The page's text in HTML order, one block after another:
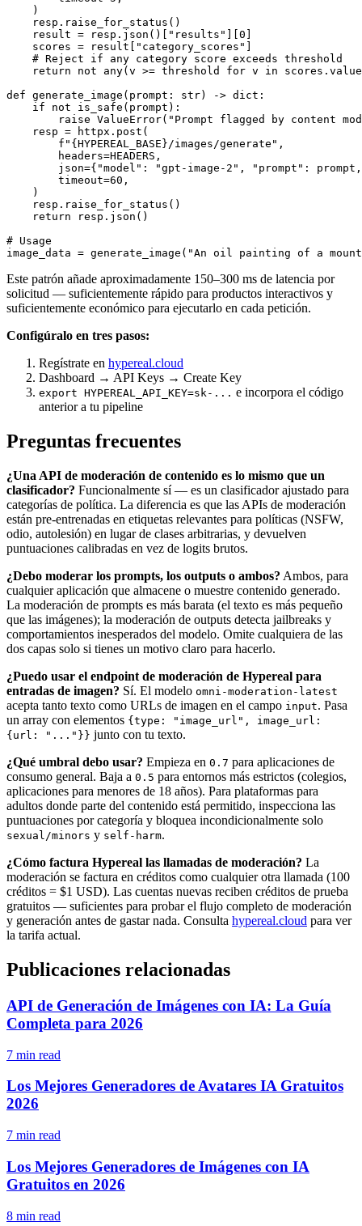
    )
    resp.raise_for_status()
    result = resp.json()["results"][0]
    scores = result["category_scores"]
    # Reject if any category score exceeds threshold
return not any(v >= threshold for v in
def generate_image(prompt: str) -> dict:
    if not is_safe(prompt):
raise ValueError("Prompt flagged by content
    resp = httpx.post(
        f"{HYPEREAL_BASE}/images/generate",
        headers=HEADERS,
json={"model": "gpt-image-2", "prompt":
        timeout=60,
    )
    resp.raise_for_status()
    return resp.json()
# Usage
Este patrón añade aproximadamente 150–300 ms de latencia por
solicitud — suficientemente rápido para productos interactivos y
suficientemente económico para ejecutarlo en cada petición.
Configúralo en tres pasos:
Regístrate en hypereal.cloud
Dashboard → API Keys → Create Key
export HYPEREAL_API_KEY=sk-... e incorpora el código
anterior a tu pipeline
Preguntas frecuentes
¿Una API de moderación de contenido es lo mismo que un
clasificador? Funcionalmente sí — es un clasificador ajustado para
categorías de política. La diferencia es que las APIs de moderación
están pre-entrenadas en etiquetas relevantes para políticas (NSFW,
odio, autolesión) en lugar de clases arbitrarias, y devuelven
puntuaciones calibradas en vez de logits brutos.
¿Debo moderar los prompts, los outputs o ambos? Ambos, para
cualquier aplicación que almacene o muestre contenido generado.
La moderación de prompts es más barata (el texto es más pequeño
que las imágenes); la moderación de outputs detecta jailbreaks y
comportamientos inesperados del modelo. Omite cualquiera de las
dos capas solo si tienes un motivo claro para hacerlo.
¿Puedo usar el endpoint de moderación de Hypereal para
entradas de imagen? Sí. El modelo omni-moderation-latest
acepta tanto texto como URLs de imagen en el campo input. Pasa
un array con elementos {type: "image_url", image_url:
{url: "..."}} junto con tu texto.
¿Qué umbral debo usar? Empieza en 0.7 para aplicaciones de
consumo general. Baja a 0.5 para entornos más estrictos (colegios,
aplicaciones para menores de 18 años). Para plataformas para
adultos donde parte del contenido está permitido, inspecciona las
puntuaciones por categoría y bloquea incondicionalmente solo
sexual/minors y self-harm.
¿Cómo factura Hypereal las llamadas de moderación? La
moderación se factura en créditos como cualquier otra llamada (100
créditos = $1 USD). Las cuentas nuevas reciben créditos de prueba
gratuitos — suficientes para probar el flujo completo de moderación
y generación antes de gastar nada. Consulta hypereal.cloud para ver
la tarifa actual.
Publicaciones relacionadas
API de Generación de Imágenes con IA: La Guía
Completa para 2026
7 min read
Los Mejores Generadores de Avatares IA Gratuitos
2026
7 min read
Los Mejores Generadores de Imágenes con IA
Gratuitos en 2026
8 min read